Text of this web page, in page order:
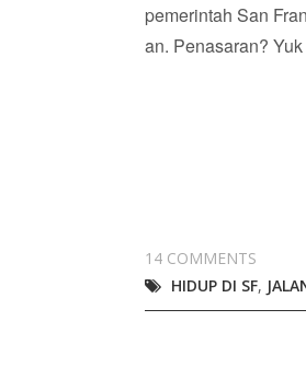
pemerintah San
an. Penasaran?
14 COMMENTS
HIDUP DI SF,